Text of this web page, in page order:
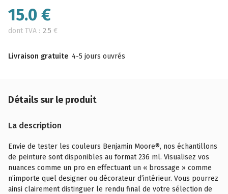
15.0 €
dont TVA : 2.5 €
Livraison gratuite 4-5 jours ouvrés
Détails sur le produit
La description
Envie de tester les couleurs Benjamin Moore®, nos échantillons
de peinture sont disponibles au format 236 ml. Visualisez vos
nuances comme un pro en effectuant un « brossage » comme
n’importe quel designer ou décorateur d’intérieur. Vous pourrez
ainsi clairement distinguer le rendu final de votre sélection de